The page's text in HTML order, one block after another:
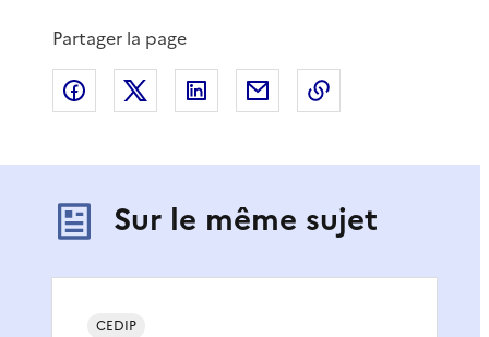
Partager la page
Partager sur Facebook
Partager sur XPartager sur LinkedIn
Partager par email
Sur le même sujet
CEDIP